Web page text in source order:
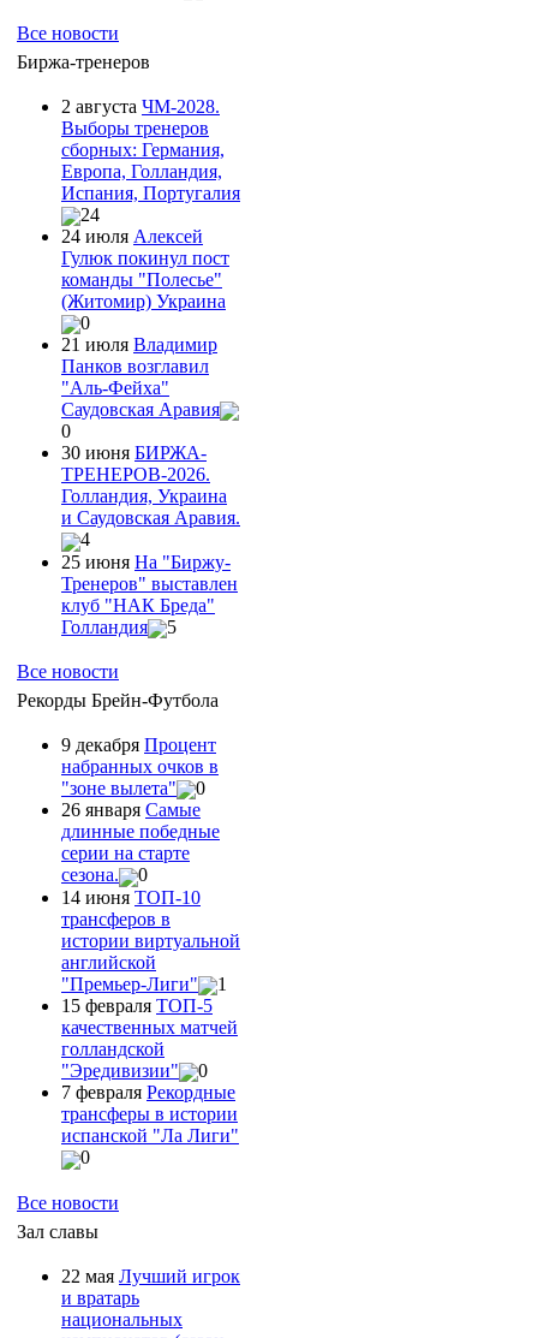
Все новости
Биржа-тренеров
2 августа ЧМ-2028.
Выборы тренеров
сборных: Германия,
Европа, Голландия,
Испания, Португалия
24
24 июля Алексей
Гулюк покинул пост
команды "Полесье"
(Житомир) Украина
0
21 июля Владимир
Панков возглавил
"Аль-Фейха"
Саудовская Аравия
0
30 июня БИРЖА-
ТРЕНЕРОВ-2026.
Голландия, Украина
и Саудовская Аравия.
4
25 июня На "Биржу-
Тренеров" выставлен
клуб "НАК Бреда"
Голландия
5
Все новости
Рекорды Брейн-Футбола
9 декабря Процент
набранных очков в
"зоне вылета"
0
26 января Самые
длинные победные
серии на старте
сезона.
0
14 июня ТОП-10
трансферов в
истории виртуальной
английской
"Премьер-Лиги"
1
15 февраля ТОП-5
качественных матчей
голландской
"Эредивизии"
0
7 февраля Рекордные
трансферы в истории
испанской "Ла Лиги"
0
Все новости
Зал славы
22 мая Лучший игрок
и вратарь
национальных